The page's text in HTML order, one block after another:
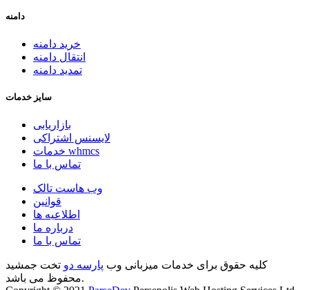
دامنه
خرید دامنه
انتقال دامنه
تمدید دامنه
سایز خدمات
بازاریابی
لایسنس اشتراکی
خدمات whmcs
تماس با ما
وب هاست تالک
قوانین
اطلاعیه ها
درباره ما
تماس با ما
کلیه حقوق برای خدمات میزبانی وب پارسه دو تخت جمشید
محفوظ می باشد.